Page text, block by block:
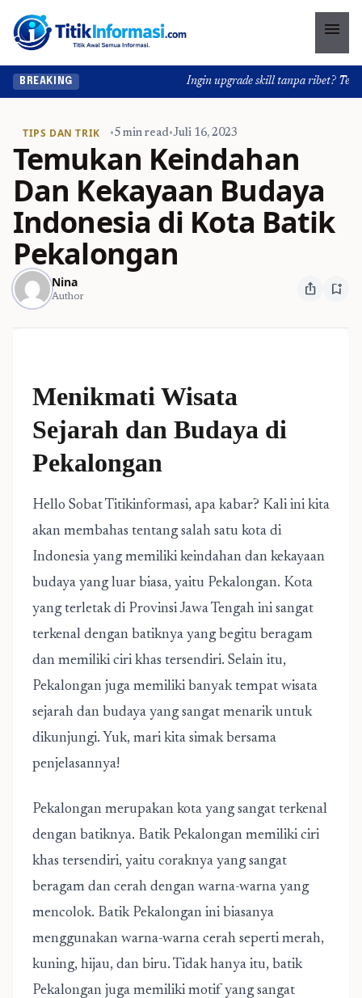
menu
BREAKING Ingin upgrade skill tanpa ribet?
TIPS DAN TRIK •5 min read•Juli 16, 2023
Temukan Keindahan
Dan Kekayaan Budaya
Indonesia di Kota Batik
Pekalongan
Nina
Author ios_share bookmark_add
Menikmati Wisata
Sejarah dan Budaya di
Pekalongan
Hello Sobat Titikinformasi, apa kabar? Kali ini kita
akan membahas tentang salah satu kota di
Indonesia yang memiliki keindahan dan kekayaan
budaya yang luar biasa, yaitu Pekalongan. Kota
yang terletak di Provinsi Jawa Tengah ini sangat
terkenal dengan batiknya yang begitu beragam
dan memiliki ciri khas tersendiri. Selain itu,
Pekalongan juga memiliki banyak tempat wisata
sejarah dan budaya yang sangat menarik untuk
dikunjungi. Yuk, mari kita simak bersama
penjelasannya!
Pekalongan merupakan kota yang sangat terkenal
dengan batiknya. Batik Pekalongan memiliki ciri
khas tersendiri, yaitu coraknya yang sangat
beragam dan cerah dengan warna-warna yang
mencolok. Batik Pekalongan ini biasanya
menggunakan warna-warna cerah seperti merah,
kuning, hijau, dan biru. Tidak hanya itu, batik
Pekalongan juga memiliki motif yang sangat